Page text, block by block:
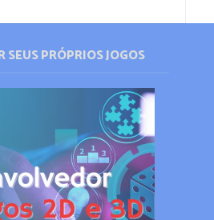
SEUS PRÓPRIOS JOGOS